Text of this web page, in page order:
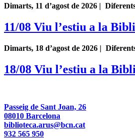
Dimarts, 11 d’agost de 2026 |
11/08 Viu l’estiu a la
Dimarts, 18 d’agost de 2026 |
18/08 Viu l’estiu a la
Passeig de Sant Joan, 26
08010 Barcelona
biblioteca.arus@bcn.cat
932 565 950